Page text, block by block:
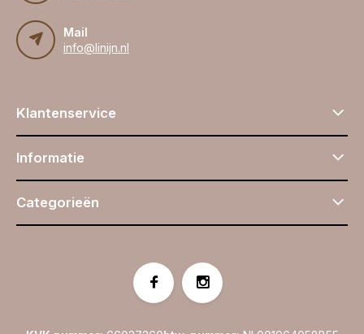
Mail
info@linijn.nl
Klantenservice
Informatie
Categorieën